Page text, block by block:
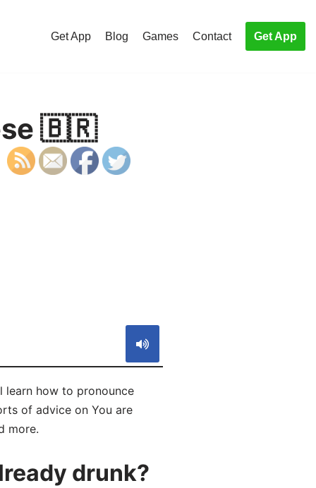
Get App Blog Games Contact Get App
🇧🇷
learn how to pronounce
of advice on You are
more.
drunk?